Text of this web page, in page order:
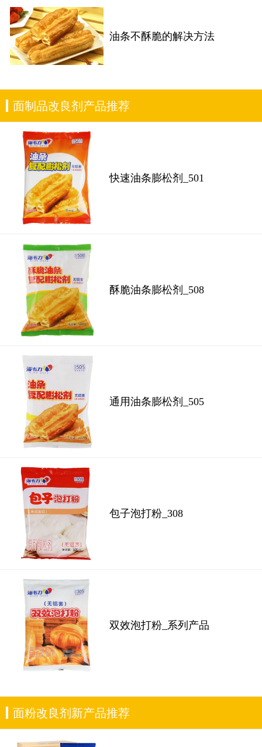
油条不酥脆的解决方法
面制品改良剂产品推荐
快速油条膨松剂_501
酥脆油条膨松剂_508
通用油条膨松剂_505
包子泡打粉_308
双效泡打粉_系列产品
面粉改良剂新产品推荐